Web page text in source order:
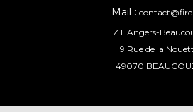
Mail :
Z.I. Angers-
9 Rue de la
49070